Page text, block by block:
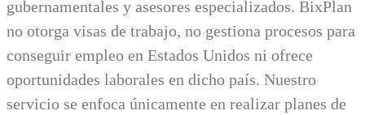
gubernamentales y asesores especializados. BixPlan
no otorga visas de trabajo, no gestiona procesos para
conseguir empleo en Estados Unidos ni ofrece
oportunidades laborales en dicho país. Nuestro
servicio se enfoca únicamente en realizar planes de